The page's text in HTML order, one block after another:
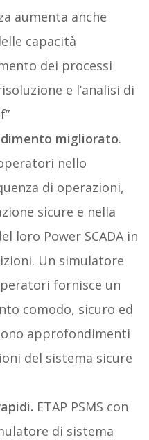
aumenta anche
capacità
dei processi
e l’analisi di
migliorato.
nello
di operazioni,
sicure e nella
loro Power SCADA in
Un simulatore
fornisce un
comodo, sicuro ed
approfondimenti
del sistema sicure
ETAP PSMS con
di sistema